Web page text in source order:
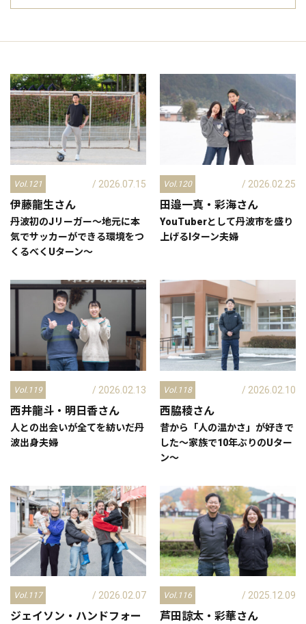
Vol.121
伊藤龍生さん
/ 2026.07.15
丹波初のJリーガー～地元に本
気でサッカーができる環境をつ
くるべくUターン～
Vol.120
田邉一真・彩海さん
/ 2026.02.25
YouTuberとして丹波市を盛り
上げるIターン夫婦
Vol.119
西井龍斗・明日香さん
/ 2026.02.13
人との出会いが全てを紡いだ丹
波出身夫婦
Vol.118
西脇稜さん
/ 2026.02.10
昔から「人の温かさ」が好きで
した～家族で10年ぶりのUター
ン～
Vol.117
ジェイソン・ハンドフォー
/ 2026.02.07 Vol.116
芦田諒太・彩華さん
/ 2025.12.09